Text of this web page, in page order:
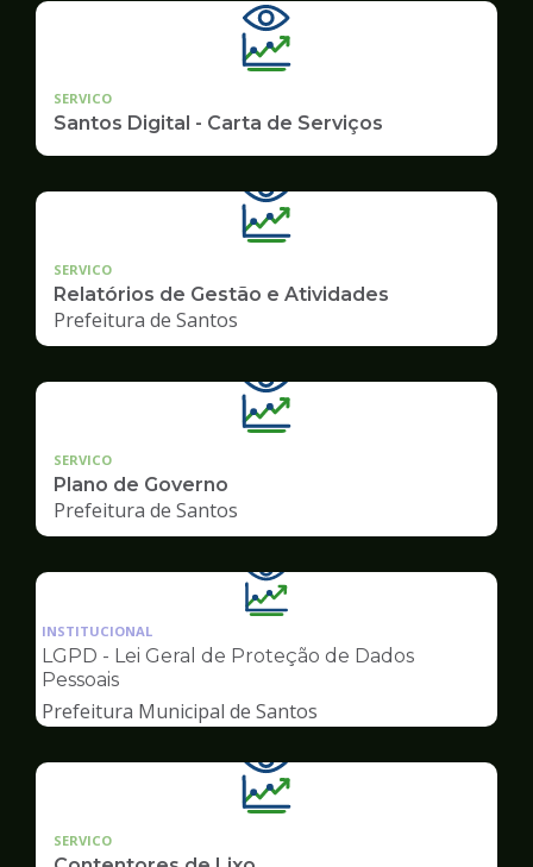
SERVICO
Santos Digital - Carta de Serviços
SERVICO
Relatórios de Gestão e Atividades
Prefeitura de Santos
SERVICO
Plano de Governo
Prefeitura de Santos
Ilustração
da
pagina
Transparência
INSTITUCIONAL
LGPD - Lei Geral de Proteção de Dados
Pessoais
Prefeitura Municipal de Santos
SERVICO